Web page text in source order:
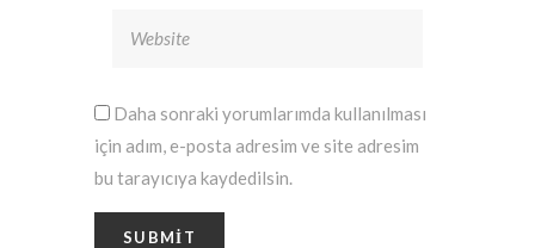
Daha sonraki yorumlarımda kullanılması
için adım, e-posta adresim ve site adresim
bu tarayıcıya kaydedilsin.